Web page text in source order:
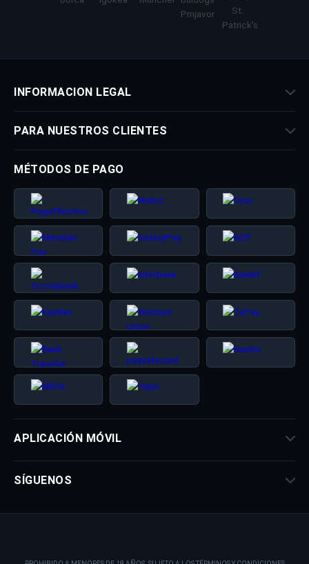
INFORMACION LEGAL
PARA NUESTROS CLIENTES
MÉTODOS DE PAGO
APLICACIÓN MÓVIL
SÍGUENOS